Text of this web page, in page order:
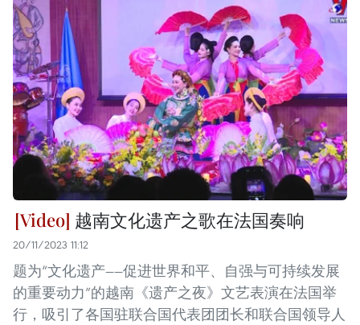
越南文化遗产之歌在法国奏响
20/11/2023 11:12
题为“文化遗产——促进世界和平、自强与可持续发展
的重要动力”的越南《遗产之夜》文艺表演在法国举
行，吸引了各国驻联合国代表团团长和联合国领导人